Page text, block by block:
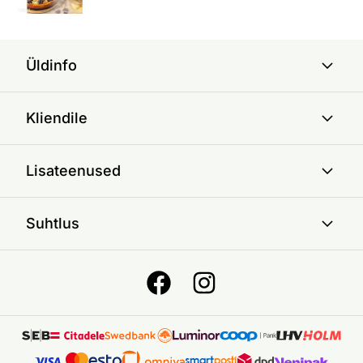
Üldinfo
Kliendile
Lisateenused
Suhtlus